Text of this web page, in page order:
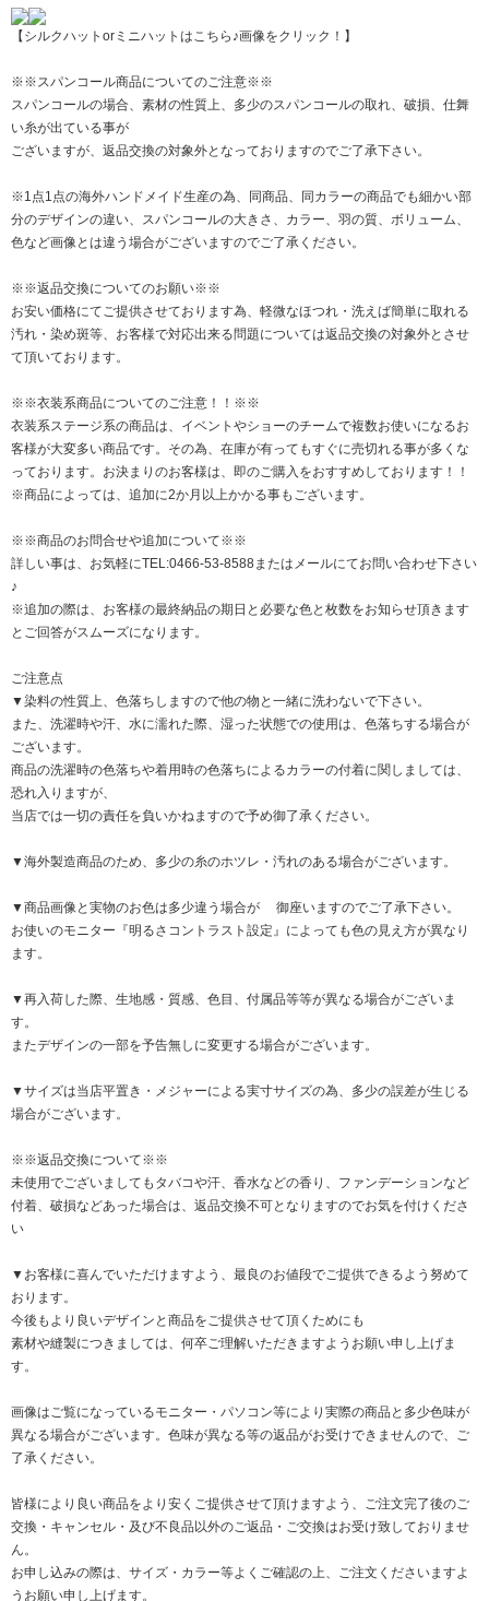
【シルクハットorミニハットはこちら♪画像をクリック！】
※※スパンコール商品についてのご注意※※
スパンコールの場合、素材の性質上、多少のスパンコールの取れ、破損、仕舞
い糸が出ている事が
ございますが、返品交換の対象外となっておりますのでご了承下さい。
※1点1点の海外ハンドメイド生産の為、同商品、同カラーの商品でも細かい部
分のデザインの違い、スパンコールの大きさ、カラー、羽の質、ボリューム、
色など画像とは違う場合がございますのでご了承ください。
※※返品交換についてのお願い※※
お安い価格にてご提供させております為、軽微なほつれ・洗えば簡単に取れる
汚れ・染め斑等、お客様で対応出来る問題については返品交換の対象外とさせ
て頂いております。
※※衣装系商品についてのご注意！！※※
衣装系ステージ系の商品は、イベントやショーのチームで複数お使いになるお
客様が大変多い商品です。その為、在庫が有ってもすぐに売切れる事が多くな
っております。お決まりのお客様は、即のご購入をおすすめしております！！
※商品によっては、追加に2か月以上かかる事もございます。
※※商品のお問合せや追加について※※
詳しい事は、お気軽にTEL:0466-53-8588または メールにてお問い合わせ下さい
♪
※追加の際は、お客様の最終納品の期日と必要な色と枚数をお知らせ頂きます
とご回答がスムーズになります。
ご注意点
▼染料の性質上、色落ちしますので他の物と一緒に洗わないで下さい。
また、洗濯時や汗、水に濡れた際、湿った状態での使用は、色落ちする場合が
ございます。
商品の洗濯時の色落ちや着用時の色落ちによるカラーの付着に関しましては、
恐れ入りますが、
当店では一切の責任を負いかねますので予め御了承ください。
▼海外製造商品のため、多少の糸のホツレ・汚れのある場合がございます。
▼商品画像と実物のお色は多少違う場合が 御座いますのでご了承下さい。
お使いのモニター『明るさコントラスト設定』によっても色の見え方が異なり
ます。
▼再入荷した際、生地感・質感、色目、付属品等等が異なる場合がございま
す。
またデザインの一部を予告無しに変更する場合がございます。
▼サイズは当店平置き・メジャーによる実寸サイズの為、多少の誤差が生じる
場合がございます。
※※返品交換について※※
未使用でございましてもタバコや汗、香水などの香り、ファンデーションなど
付着、破損などあった場合は、返品交換不可となりますのでお気を付けくださ
い
▼お客様に喜んでいただけますよう、最良のお値段でご提供できるよう努めて
おります。
今後もより良いデザインと商品をご提供させて頂くためにも
素材や縫製につきましては、何卒ご理解いただきますようお願い申し上げま
す。
画像はご覧になっているモニター・パソコン等により実際の商品と多少色味が
異なる場合がございます。色味が異なる等の返品がお受けできませんので、ご
了承ください。
皆様により良い商品をより安くご提供させて頂けますよう、ご注文完了後のご
交換・キャンセル・及び不良品以外のご返品・ご交換はお受け致しておりませ
ん。
お申し込みの際は、サイズ・カラー等よくご確認の上、ご注文くださいますよ
うお願い申し上げます。